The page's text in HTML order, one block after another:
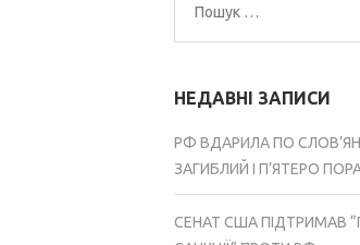
Пошук:
НЕДАВНІ ЗАПИСИ
РФ ВДАРИЛА ПО
ЗАГИБЛИЙ І П’ЯТЕРО
СЕНАТ США ПІДТРИМАВ